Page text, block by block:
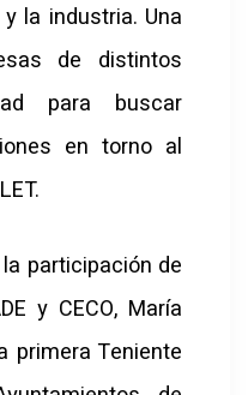
la industria. Una
de distintos
para buscar
en torno al
participación de
y CECO, María
primera Teniente